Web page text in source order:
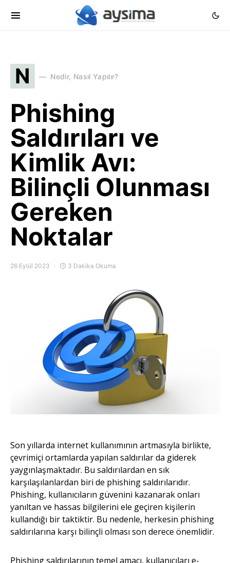
N Nedir, Nasıl Yapılır?
Phishing
Saldırıları ve
Kimlik Avı:
Bilinçli Olunması
Gereken
Noktalar
26 Eylül 2023 3 Dakika Okuma
Son yıllarda internet kullanımının artmasıyla birlikte,
çevrimiçi ortamlarda yapılan saldırılar da giderek
yaygınlaşmaktadır. Bu saldırılardan en sık
karşılaşılanlardan biri de phishing saldırılarıdır.
Phishing, kullanıcıların güvenini kazanarak onları
yanıltan ve hassas bilgilerini ele geçiren kişilerin
kullandığı bir taktiktir. Bu nedenle, herkesin phishing
saldırılarına karşı bilinçli olması son derece önemlidir.
Phishing saldırılarının temel amacı, kullanıcıları e-